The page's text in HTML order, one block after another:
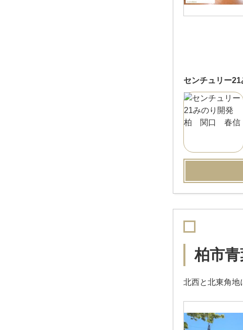
センチュリー
柏市
北西と北東角地